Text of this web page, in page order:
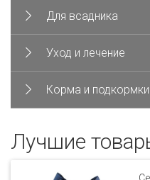
Для всадника
Уход и лечение
Корма и подкормки
Лучшие